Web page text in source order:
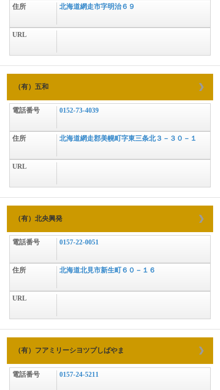
住所 北海道網走市字明治６９
URL
（有）五和
電話番号 0152-73-4039
住所 北海道網走郡美幌町字東三条北３－３０－１
URL
（有）北央興発
電話番号 0157-22-0051
住所 北海道北見市新生町６０－１６
URL
（有）フアミリーシヨツプしばやま
電話番号 0157-24-5211